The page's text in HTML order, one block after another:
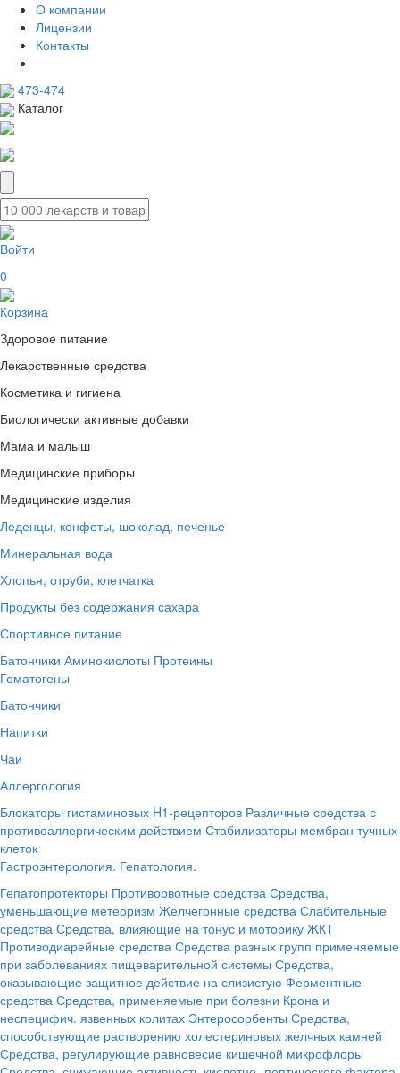
О компании
Лицензии
Контакты
473-474
Каталог
Войти
0
Корзина
Здоровое питание
Лекарственные средства
Косметика и гигиена
Биологически активные добавки
Мама и малыш
Медицинские приборы
Медицинские изделия
Леденцы, конфеты, шоколад, печенье
Минеральная вода
Хлопья, отруби, клетчатка
Продукты без содержания сахара
Спортивное питание
Батончики Аминокислоты Протеины
Гематогены
Батончики
Напитки
Чаи
Аллергология
Блокаторы гистаминовых H1-рецепторов Различные средства с
противоаллергическим действием Стабилизаторы мембран тучных
клеток
Гастроэнтерология. Гепатология.
Гепатопротекторы Противорвотные средства Средства,
уменьшающие метеоризм Желчегонные средства Слабительные
средства Средства, влияющие на тонус и моторику ЖКТ
Противодиарейные средства Средства разных групп применяемые
при заболеваниях пищеварительной системы Средства,
оказывающие защитное действие на слизистую Ферментные
средства Средства, применяемые при болезни Крона и
неспецифич. язвенных колитах Энтеросорбенты Средства,
способствующие растворению холестериновых желчных камней
Средства, регулирующие равновесие кишечной микрофлоры